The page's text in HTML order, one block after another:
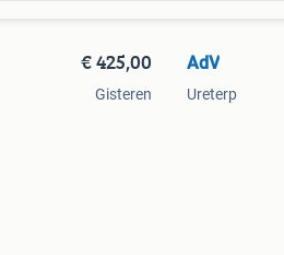
€ 425,00
Gisteren
AdV
Ureterp